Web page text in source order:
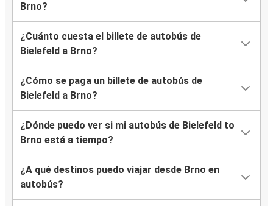
Brno?
¿Cuánto cuesta el billete de autobús de
Bielefeld a Brno?
¿Cómo se paga un billete de autobús de
Bielefeld a Brno?
¿Dónde puedo ver si mi autobús de Bielefeld to
Brno está a tiempo?
¿A qué destinos puedo viajar desde Brno en
autobús?